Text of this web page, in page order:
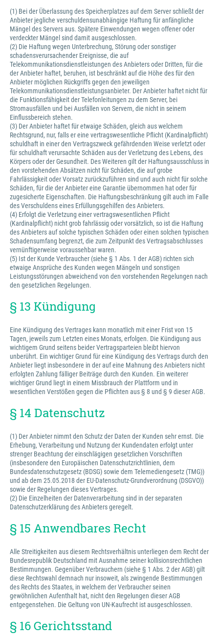
(1) Bei der Überlassung des Speicherplatzes auf dem Server schließt der
Anbieter jegliche verschuldensunabhängige Haftung für anfängliche
Mängel des Servers aus. Spätere Einwendungen wegen offener oder
verdeckter Mängel sind damit ausgeschlossen.
(2) Die Haftung wegen Unterbrechung, Störung oder sonstiger
schadensverursachender Ereignisse, die auf
Telekommunikationsdienstleistungen des Anbieters oder Dritten, für die
der Anbieter haftet, beruhen, ist beschränkt auf die Höhe des für den
Anbieter möglichen Rückgriffs gegen den jeweiligen
Telekommunikationsdienstleistungsanbieter. Der Anbieter haftet nicht für
die Funktionsfähigkeit der Telefonleitungen zu dem Server, bei
Stromausfällen und bei Ausfällen von Servern, die nicht in seinem
Einflussbereich stehen.
(3) Der Anbieter haftet für etwaige Schäden, gleich aus welchem
Rechtsgrund, nur, falls er eine vertragswesentliche Pflicht (Kardinalpflicht)
schuldhaft in einer den Vertragszweck gefährdenden Weise verletzt oder
für schuldhaft verursachte Schäden aus der Verletzung des Lebens, des
Körpers oder der Gesundheit. Des Weiteren gilt der Haftungsausschluss in
den vorstehenden Absätzen nicht für Schäden, die auf grobe
Fahrlässigkeit oder Vorsatz zurückzuführen sind und auch nicht für solche
Schäden, für die der Anbieter eine Garantie übernommen hat oder für
zugesicherte Eigenschaften. Die Haftungsbeschränkung gilt auch im Falle
des Verschuldens eines Erfüllungsgehilfen des Anbieters.
(4) Erfolgt die Verletzung einer vertragswesentlichen Pflicht
(Kardinalpflicht) nicht grob fahrlässig oder vorsätzlich, so ist die Haftung
des Anbieters auf solche typischen Schäden oder einen solchen typischen
Schadensumfang begrenzt, die zum Zeitpunkt des Vertragsabschlusses
vernünftigerweise voraussehbar waren.
(5) Ist der Kunde Verbraucher (siehe § 1 Abs. 1 der AGB) richten sich
etwaige Ansprüche des Kunden wegen Mängeln und sonstigen
Leistungsstörungen abweichend von den vorstehenden Regelungen nach
den gesetzlichen Regelungen.
§ 13 Kündigung
Eine Kündigung des Vertrages kann monatlich mit einer Frist von 15
Tagen, jeweils zum Letzten eines Monats, erfolgen. Die Kündigung aus
wichtigem Grund seitens beider Vertragsparteien bleibt hiervon
unberührt. Ein wichtiger Grund für eine Kündigung des Vertrags durch den
Anbieter liegt insbesondere in der auf eine Mahnung des Anbieters nicht
erfolgten Zahlung fälliger Beiträge durch den Kunden. Ein weiterer
wichtiger Grund liegt in einem Missbrauch der Plattform und in
wesentlichen Verstößen gegen die Pflichten aus § 8 und § 9 dieser AGB.
§ 14 Datenschutz
(1) Der Anbieter nimmt den Schutz der Daten der Kunden sehr ernst. Die
Erhebung, Verarbeitung und Nutzung der Kundendaten erfolgt unter
strenger Beachtung der einschlägigen gesetzlichen Vorschriften
(insbesondere den Europäischen Datenschutzrichtlinien, dem
Bundesdatenschutzgesetz (BDSG) sowie dem Telemediengesetz (TMG))
und ab dem 25.05.2018 der EU-Datenschutz-Grundverordnung (DSGVO))
sowie der Regelungen dieses Vertrages.
(2) Die Einzelheiten der Datenverarbeitung sind in der separaten
Datenschutzerklärung des Anbieters geregelt.
§ 15 Anwendbares Recht
Alle Streitigkeiten aus diesem Rechtsverhältnis unterliegen dem Recht der
Bundesrepublik Deutschland mit Ausnahme seiner kollisionsrechtlichen
Bestimmungen. Gegenüber Verbrauchern (siehe § 1 Abs. 2 der AGB) gilt
diese Rechtswahl demnach nur insoweit, als zwingende Bestimmungen
des Rechts des Staates, in welchem der Verbraucher seinen
gewöhnlichen Aufenthalt hat, nicht den Regelungen dieser AGB
entgegenstehen. Die Geltung von UN-Kaufrecht ist ausgeschlossen.
§ 16 Gerichtsstand